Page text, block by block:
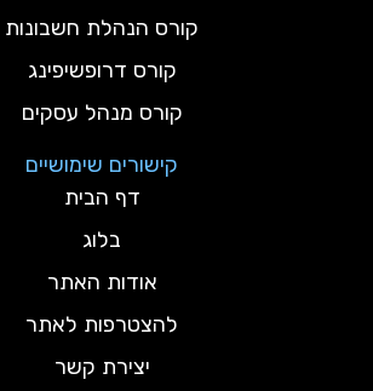
קורס הנהלת חשבונות
קורס דרופשיפינג
קורס מנהל עסקים
קישורים שימושיים
דף הבית
בלוג
אודות האתר
להצטרפות לאתר
יצירת קשר